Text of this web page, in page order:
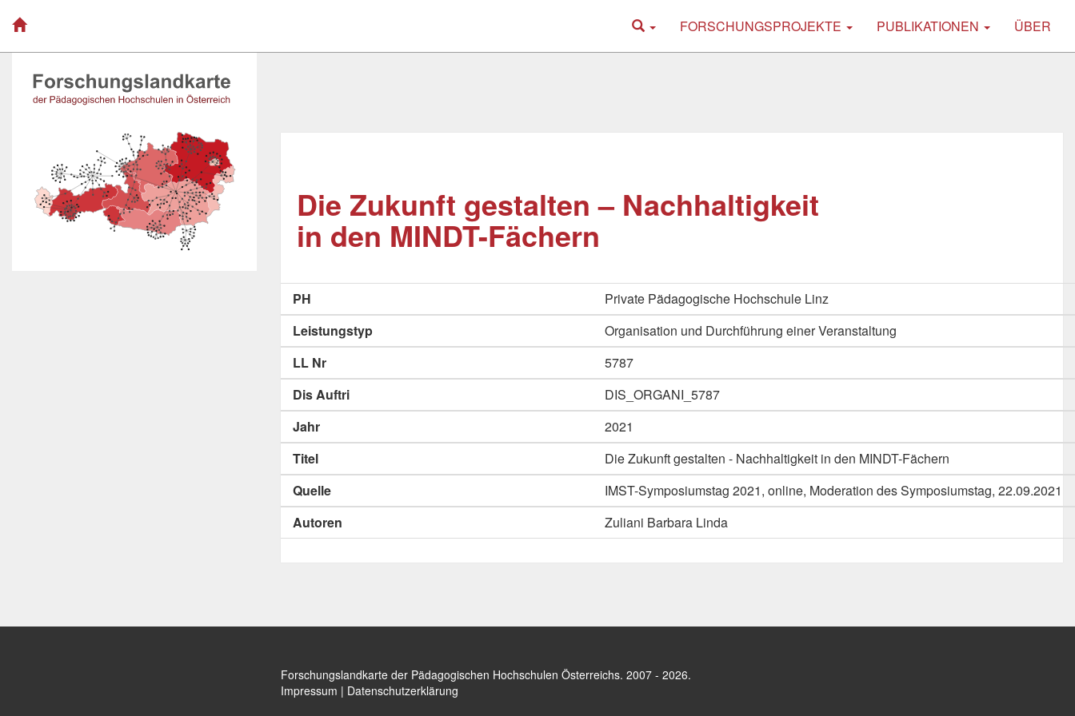
FORSCHUNGSPROJEKTE PUBLIKATIONEN ÜBER
Die Zukunft gestalten – Nachhaltigkeit
in den MINDT-Fächern
PH
Private Pädagogische Hochschule Linz
Leistungstyp
Organisation und Durchführung einer Veranstaltung
LL Nr
5787
Dis Auftri
DIS_ORGANI_5787
Jahr
2021
Titel
Die Zukunft gestalten - Nachhaltigkeit in den MINDT-Fächern
Quelle
IMST-Symposiumstag 2021, online, Moderation des Symposiumstag, 22.09.2021
Autoren
Zuliani Barbara Linda
Forschungslandkarte der Pädagogischen Hochschulen Österreichs. 2007 - 2026.
Impressum | Datenschutzerklärung